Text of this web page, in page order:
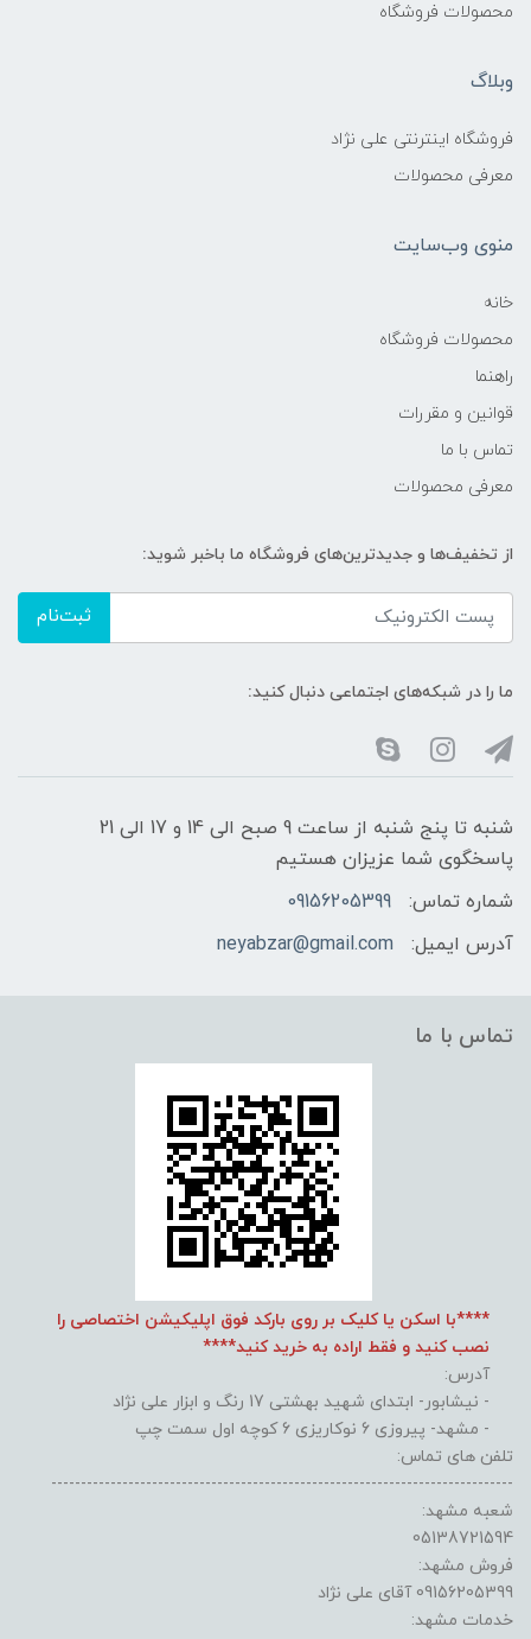
محصولات فروشگاه
وبلاگ
فروشگاه اینترنتی علی نژاد
معرفی محصولات
منوی وب‌سایت
خانه
محصولات فروشگاه
راهنما
قوانین و مقررات
تماس با ما
معرفی محصولات
از تخفیف‌ها و جدیدترین‌های فروشگاه ما باخبر شوید:
ثبت‌نام
ما را در شبکه‌های اجتماعی دنبال کنید:
شنبه تا پنج شنبه از ساعت 9 صبح الی 14 و 17 الی 21
پاسخگوی شما عزیزان هستیم
شماره تماس:
09156205399
آدرس ایمیل:
neyabzar@gmail.com
تماس با ما
****با اسکن یا کلیک بر روی بارکد فوق اپلیکیشن اختصاصی را
نصب کنید و فقط اراده به خرید کنید****
آدرس:
- نیشابور- ابتدای شهید بهشتی 17 رنگ و ابزار علی نژاد
- مشهد- پیروزی 6 نوکاریزی 6 کوچه اول سمت چپ
تلفن های تماس:
------------------------------------------------------------------------------
شعبه مشهد:
05138721594
فروش مشهد:
09156205399 آقای علی نژاد
خدمات مشهد: